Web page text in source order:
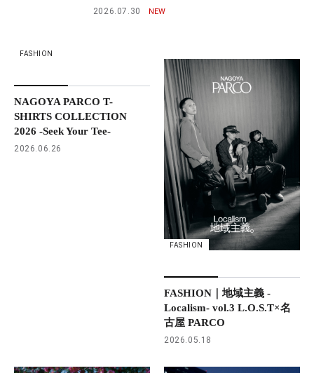
2026.07.30
FASHION
NAGOYA PARCO T-
SHIRTS COLLECTION
2026 -Seek Your Tee-
2026.06.26
FASHION
FASHION｜地域主義 -
Localism- vol.3 L.O.S.T×名
古屋 PARCO
2026.05.18